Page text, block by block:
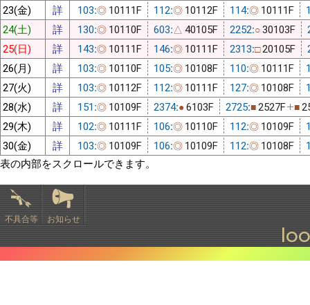
23(金)
詳 103:◎ 10111F 112:◎ 10112F 114:◎ 10111F
24(土)
詳 130:◎ 10110F 603:△ 40105F 2252:○30103F
25(日)
詳 143:◎ 10111F 146:◎ 10111F 2313:□20105F
26(月)
詳 103:◎ 10110F 105:◎ 10108F 110:◎ 10111F
27(火)
詳 103:◎ 10112F 112:◎ 10111F 127:◎ 10108F
28(水)
詳 151:◎ 10109F 2374:●6103F 2725:■2527F ■
29(木)
詳 102:◎ 10111F 106:◎ 10110F 112:◎ 10109F
30(金)
詳 103:◎ 10109F 106:◎ 10109F 112:◎ 10108F
表の内部をスクロールできます。
不具合等 お知らせ